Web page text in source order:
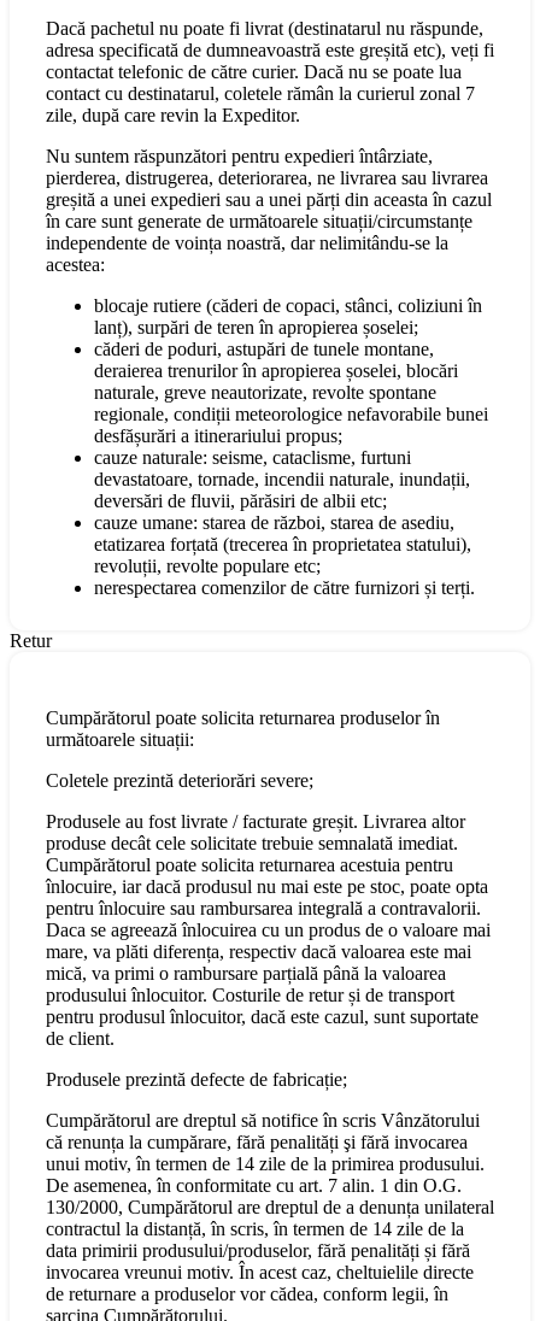
Dacă pachetul nu poate fi livrat (destinatarul nu răspunde,
adresa specificată de dumneavoastră este greșită etc), veți fi
contactat telefonic de către curier. Dacă nu se poate lua
contact cu destinatarul, coletele rămân la curierul zonal 7
zile, după care revin la Expeditor.
Nu suntem răspunzători pentru expedieri întârziate,
pierderea, distrugerea, deteriorarea, ne livrarea sau livrarea
greșită a unei expedieri sau a unei părți din aceasta în cazul
în care sunt generate de următoarele situații/circumstanțe
independente de voința noastră, dar nelimitându-se la
acestea:
blocaje rutiere (căderi de copaci, stânci, coliziuni în
lanț), surpări de teren în apropierea șoselei;
căderi de poduri, astupări de tunele montane,
deraierea trenurilor în apropierea șoselei, blocări
naturale, greve neautorizate, revolte spontane
regionale, condiții meteorologice nefavorabile bunei
desfășurări a itinerariului propus;
cauze naturale: seisme, cataclisme, furtuni
devastatoare, tornade, incendii naturale, inundații,
deversări de fluvii, părăsiri de albii etc;
cauze umane: starea de război, starea de asediu,
etatizarea forțată (trecerea în proprietatea statului),
revoluții, revolte populare etc;
nerespectarea comenzilor de către furnizori și terți.
Retur
Cumpărătorul poate solicita returnarea produselor în
următoarele situații:
Coletele prezintă deteriorări severe;
Produsele au fost livrate / facturate greșit. Livrarea altor
produse decât cele solicitate trebuie semnalată imediat.
Cumpărătorul poate solicita returnarea acestuia pentru
înlocuire, iar dacă produsul nu mai este pe stoc, poate opta
pentru înlocuire sau rambursarea integrală a contravalorii.
Daca se agreează înlocuirea cu un produs de o valoare mai
mare, va plăti diferența, respectiv dacă valoarea este mai
mică, va primi o rambursare parțială până la valoarea
produsului înlocuitor. Costurile de retur și de transport
pentru produsul înlocuitor, dacă este cazul, sunt suportate
de client.
Produsele prezintă defecte de fabricație;
Cumpărătorul are dreptul să notifice în scris Vânzătorului
că renunța la cumpărare, fără penalități şi fără invocarea
unui motiv, în termen de 14 zile de la primirea produsului.
De asemenea, în conformitate cu art. 7 alin. 1 din O.G.
130/2000, Cumpărătorul are dreptul de a denunța unilateral
contractul la distanță, în scris, în termen de 14 zile de la
data primirii produsului/produselor, fără penalități și fără
invocarea vreunui motiv. În acest caz, cheltuielile directe
de returnare a produselor vor cădea, conform legii, în
sarcina Cumpărătorului.